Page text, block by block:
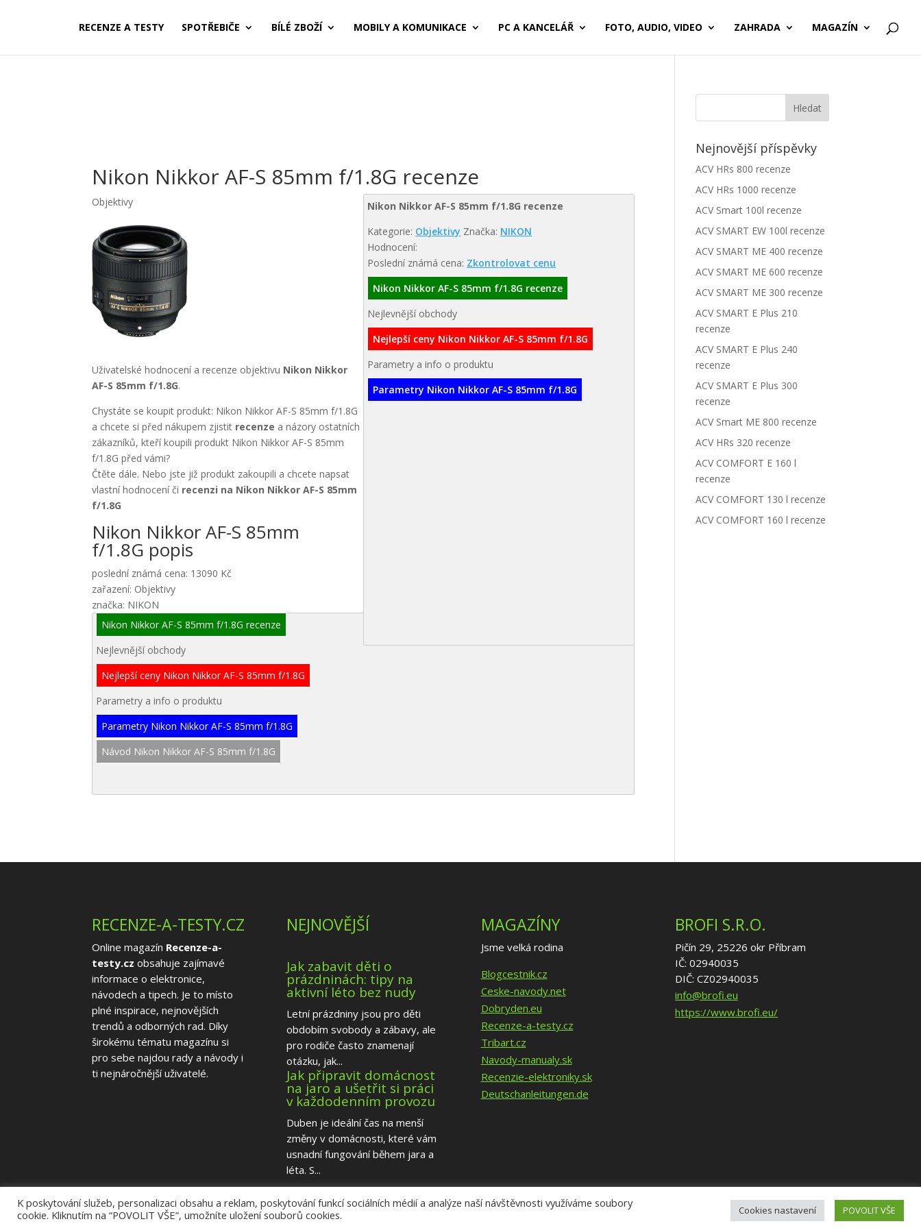
RECENZE A TESTY SPOTŘEBIČE BÍLÉ ZBOŽÍ MOBILY A KOMUNIKACE PC A KANCELÁŘ FOTO, AUDIO, VIDEO ZAHRADA MAGAZÍN
Nikon Nikkor AF-S 85mm f/1.8G recenze
Nikon Nikkor AF-S 85mm f/1.8G recenze
Kategorie: Objektivy Značka: NIKON
Hodnocení:
Poslední známá cena: Zkontrolovat cenu
Nikon Nikkor AF-S 85mm f/1.8G recenze
Nejlevnější obchody
Nejlepší ceny Nikon Nikkor AF-S 85mm f/1.8G
Parametry a info o produktu
Parametry Nikon Nikkor AF-S 85mm f/1.8G
Objektivy
Uživatelské hodnocení a recenze objektivu Nikon Nikkor
AF-S 85mm f/1.8G.
Chystáte se koupit produkt: Nikon Nikkor AF-S 85mm f/1.8G
a chcete si před nákupem zjistit recenze a názory ostatních
zákazníků, kteří koupili produkt Nikon Nikkor AF-S 85mm
f/1.8G před vámi?
Čtěte dále. Nebo jste již produkt zakoupili a chcete napsat
vlastní hodnocení či recenzi na Nikon Nikkor AF-S 85mm
f/1.8G
Nikon Nikkor AF-S 85mm
f/1.8G popis
poslední známá cena: 13090 Kč
zařazení: Objektivy
značka: NIKON
Nikon Nikkor AF-S 85mm f/1.8G recenze
Nejlevnější obchody
Nejlepší ceny Nikon Nikkor AF-S 85mm f/1.8G
Parametry a info o produktu
Parametry Nikon Nikkor AF-S 85mm f/1.8G
Návod Nikon Nikkor AF-S 85mm f/1.8G
Nejnovější příspěvky
ACV HRs 800 recenze
ACV HRs 1000 recenze
ACV Smart 100l recenze
ACV SMART EW 100l recenze
ACV SMART ME 400 recenze
ACV SMART ME 600 recenze
ACV SMART ME 300 recenze
ACV SMART E Plus 210
recenze
ACV SMART E Plus 240
recenze
ACV SMART E Plus 300
recenze
ACV Smart ME 800 recenze
ACV HRs 320 recenze
ACV COMFORT E 160 l
recenze
ACV COMFORT 130 l recenze
ACV COMFORT 160 l recenze
RECENZE-A-TESTY.CZ
Online magazín Recenze-a-
testy.cz obsahuje zajímavé
informace o elektronice,
návodech a tipech. Je to místo
plné inspirace, nejnovějších
trendů a odborných rad. Díky
širokému tématu magazínu si
pro sebe najdou rady a návody i
ti nejnáročnější uživatelé.
NEJNOVĚJŠÍ
Jak zabavit děti o
prázdninách: tipy na
aktivní léto bez nudy
Letní prázdniny jsou pro děti
obdobím svobody a zábavy, ale
pro rodiče často znamenají
otázku, jak...
Jak připravit domácnost
na jaro a ušetřit si práci
v každodenním provozu
Duben je ideální čas na menší
změny v domácnosti, které vám
usnadní fungování během jara a
léta. S...
MAGAZÍNY
Jsme velká rodina
Blogcestnik.cz
Ceske-navody.net
Dobryden.eu
Recenze-a-testy.cz
Tribart.cz
Navody-manualy.sk
Recenzie-elektroniky.sk
Deutschanleitungen.de
BROFI S.R.O.
Pičín 29, 25226 okr Příbram
IČ: 02940035
DIČ: CZ02940035
info@brofi.eu
https://www.brofi.eu/
K poskytování služeb, personalizaci obsahu a reklam, poskytování funkcí sociálních médií a analýze naší návštěvnosti využíváme soubory
cookie. Kliknutím na “POVOLIT VŠE”, umožníte uložení souborů cookies.
Cookies nastavení POVOLIT VŠE